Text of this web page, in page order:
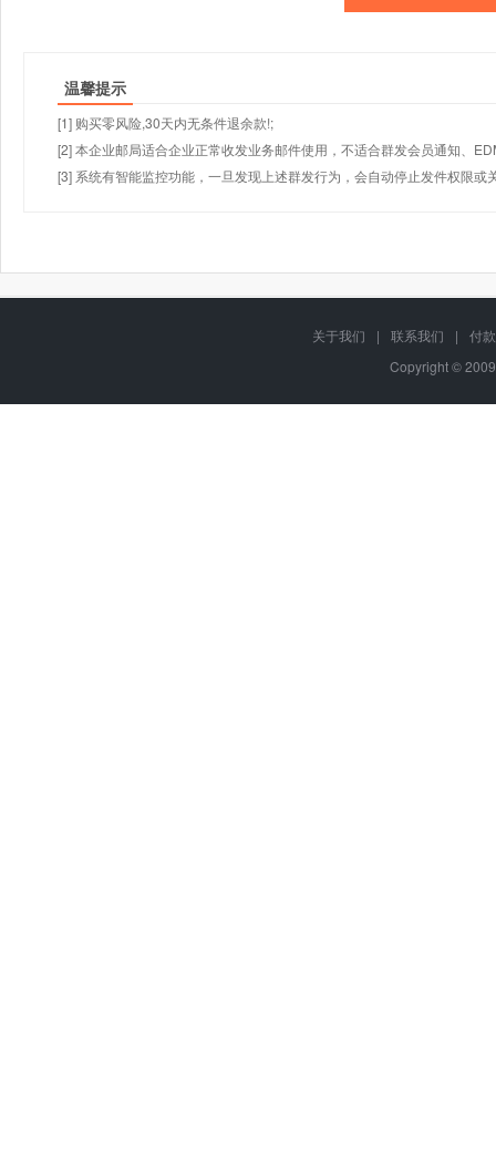
温馨提示
[1] 购买零风险,30天内无条件退余款!;
[2] 本企业邮局适合企业正常收发业务邮件使用，不适合群发会员通知、
[3] 系统有智能监控功能，一旦发现上述群发行为，会自动停止发件权限或
关于我们 | 联系我们 |
付
Copyright ©